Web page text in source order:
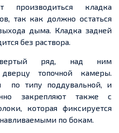
производиться кладка
так как должно остаться
дыма. Кладка задней
без раствора.
ряд, над ним
дверцу топочной камеры.
по типу поддувальной, и
закрепляют также с
которая фиксируется
по бокам.